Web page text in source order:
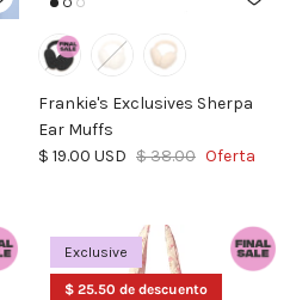
Frankie's Exclusives Sherpa
Ear Muffs
Precio de venta
$ 19.00 USD Precio normal
$ 38.00 Oferta
Exclusive
$ 25.50 de descuento